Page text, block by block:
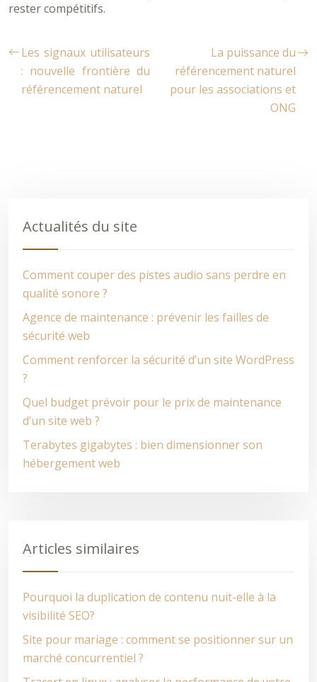
rester compétitifs.
Les signaux utilisateurs
: nouvelle frontière du
référencement naturel
La puissance du
référencement naturel
pour les associations et
ONG
Actualités du site
Comment couper des pistes audio sans perdre en
qualité sonore ?
Agence de maintenance : prévenir les failles de
sécurité web
Comment renforcer la sécurité d’un site WordPress
?
Quel budget prévoir pour le prix de maintenance
d’un site web ?
Terabytes gigabytes : bien dimensionner son
hébergement web
Articles similaires
Pourquoi la duplication de contenu nuit-elle à la
visibilité SEO?
Site pour mariage : comment se positionner sur un
marché concurrentiel ?